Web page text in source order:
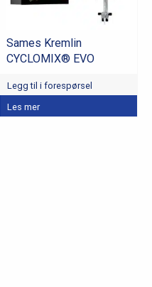
Sames Kremlin
CYCLOMIX® EVO
Legg til i forespørsel
Les mer